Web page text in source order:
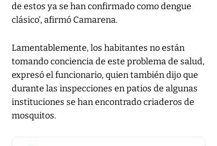
de estos ya se han confirmado como dengue
clásico’, afirmó Camarena.
Lamentablemente, los habitantes no están
tomando conciencia de este problema de salud,
expresó el funcionario, quien también dijo que
durante las inspecciones en patios de algunas
instituciones se han encontrado criaderos de
mosquitos.